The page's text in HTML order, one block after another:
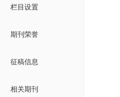
栏目设置
期刊荣誉
征稿信息
相关期刊